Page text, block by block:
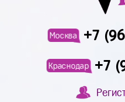
Москва +7
Краснодар +7